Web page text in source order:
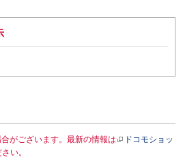
がございます。最新の情報は
ドコモショッ
い。